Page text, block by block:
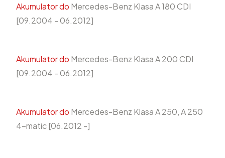
Akumulator do Mercedes-Benz Klasa A 180 CDI
[09.2004 - 06.2012]
Akumulator do Mercedes-Benz Klasa A 200 CDI
[09.2004 - 06.2012]
Akumulator do Mercedes-Benz Klasa A 250, A 250
4-matic [06.2012 -]